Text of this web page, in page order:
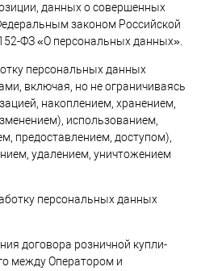
данных о совершенных
законом Российской
ФЗ «О персональных данных».
персональных данных
включая, но не ограничиваясь
накоплением, хранением,
использованием,
предоставлением, доступом),
удалением, уничтожением
персональных данных
договора розничной купли-
между Оператором и